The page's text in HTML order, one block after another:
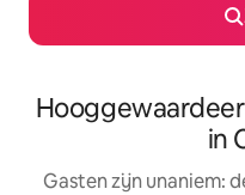
in
Gasten zijn unaniem: